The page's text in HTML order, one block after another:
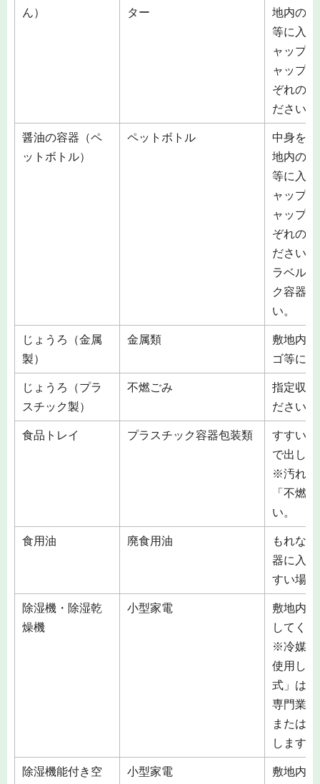
ん）
ター
地内の
等に入
ャップ
ャップ
ぞれの
ださい。
醤油の容器（ペ
ットボトル）
ペットボトル
中身を
地内の
等に入
ャップ
ャップ
ぞれの
ださい。
ラベル
ク容器
い。
じょうろ（金属
製）
金属類
敷地内
ゴ等に
じょうろ（プラ
スチック製）
不燃ごみ
指定収
ださい。
食品トレイ プラスチック容器包装類
すすい
で出し
※汚れの
「不燃
い。
食用油 廃食用油
もれな
器に入
すい場
除湿機・除湿乾
燥機
小型家電
敷地内
してく
※冷媒に
使用し
式」は
専門業
または
します。
除湿機能付き空 小型家電 敷地内